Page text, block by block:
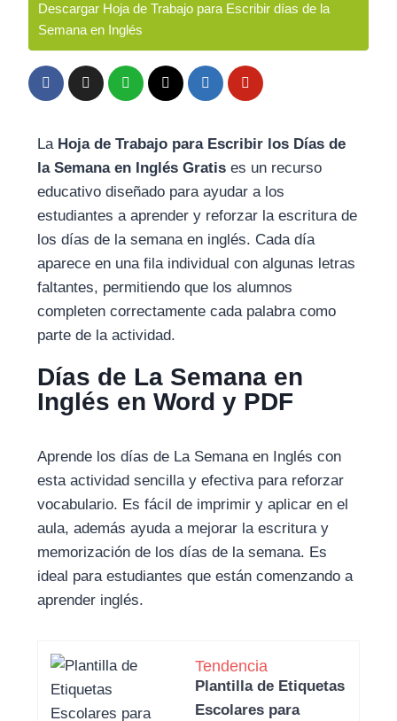
Descargar Hoja de Trabajo para Escribir días de la
Semana en Inglés
La Hoja de Trabajo para Escribir los Días de
la Semana en Inglés Gratis es un recurso
educativo diseñado para ayudar a los
estudiantes a aprender y reforzar la escritura de
los días de la semana en inglés. Cada día
aparece en una fila individual con algunas letras
faltantes, permitiendo que los alumnos
completen correctamente cada palabra como
parte de la actividad.
Días de La Semana en
Inglés en Word y PDF
Aprende los días de La Semana en Inglés con
esta actividad sencilla y efectiva para reforzar
vocabulario. Es fácil de imprimir y aplicar en el
aula, además ayuda a mejorar la escritura y
memorización de los días de la semana. Es
ideal para estudiantes que están comenzando a
aprender inglés.
Tendencia
Plantilla de Etiquetas
Escolares para